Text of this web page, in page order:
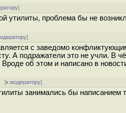
]
утилиты, проблема бы не
]
с заведомо
А подражатели это не учли. В
об этом и написано в
[к модератору]
занимались бы написанием